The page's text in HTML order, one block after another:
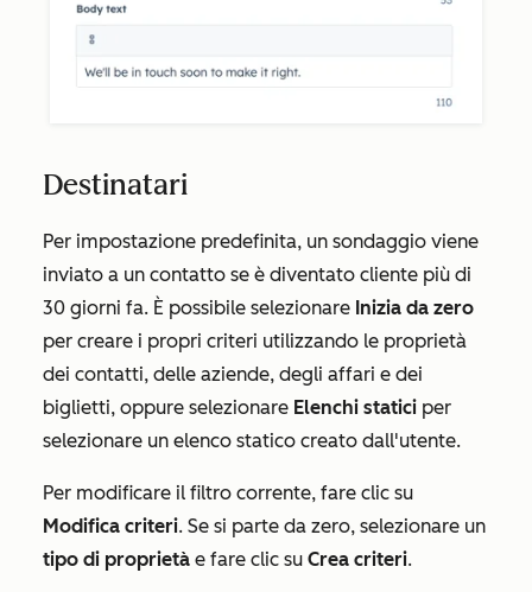
Destinatari
Per impostazione predefinita, un sondaggio viene
inviato a un contatto se è diventato cliente più di
30 giorni fa. È possibile selezionare Inizia da zero
per creare i propri criteri utilizzando le proprietà
dei contatti, delle aziende, degli affari e dei
biglietti, oppure selezionare Elenchi statici per
selezionare un elenco statico creato dall'utente.
Per modificare il filtro corrente, fare clic su
Modifica criteri. Se si parte da zero, selezionare un
tipo di proprietà e fare clic su Crea criteri.